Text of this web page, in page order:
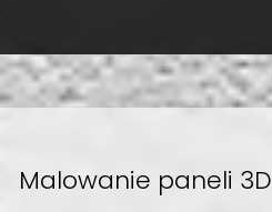
Malowanie paneli 3D